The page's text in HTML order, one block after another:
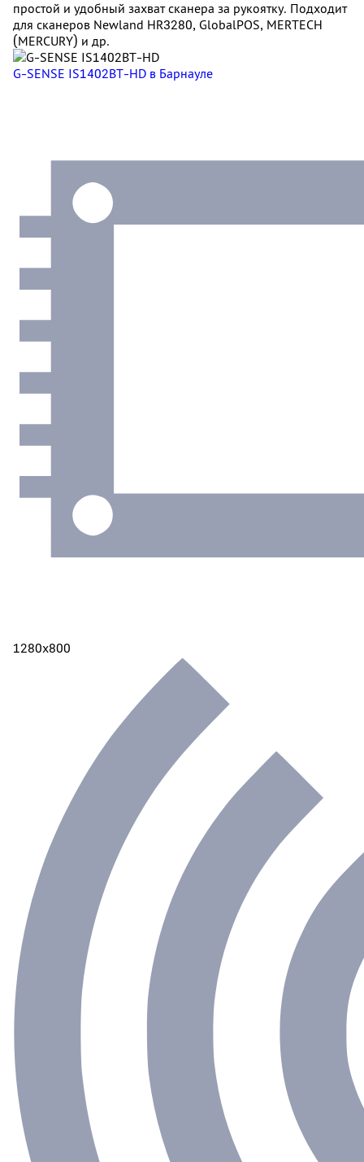
простой и удобный захват сканера за рукоятку. Подходит
для сканеров Newland HR3280, GlobalPOS, MERTECH
(MERCURY) и др.
G-SENSE IS1402BT-HD в Барнауле
1280х800